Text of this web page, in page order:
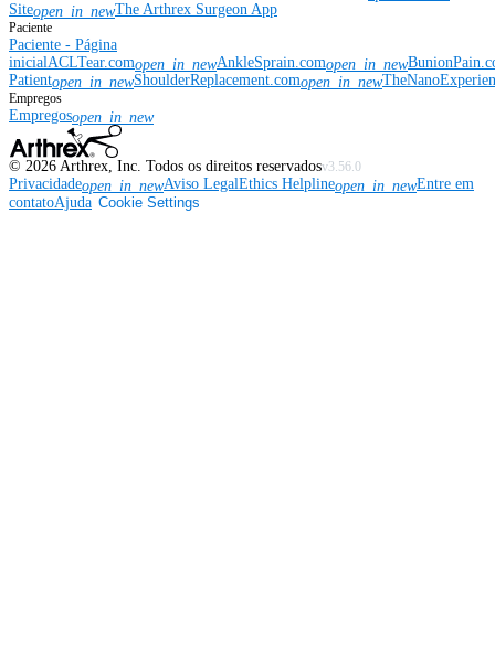
Siteopen_in_newThe Arthrex Surgeon App
Paciente
Paciente - Página
inicial ACLTear.comopen_in_newAnkleSprain.comopen_in_new
Patientopen_in_newShoulderReplacement.comopen_in_new
Empregos
Empregosopen_in_new
© 2026 Arthrex, Inc. Todos os direitos reservadosv3.56.0
Privacidadeopen_in_newAviso LegalEthics Helplineopen_in_newEntre em
contatoAjuda Cookie Settings